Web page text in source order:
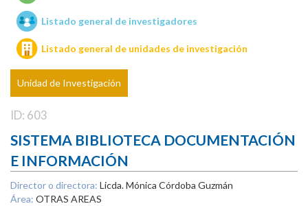
Unidades de investigación
Listado general de investigadores
Listado general de unidades de investigación
Unidad de Investigación
ID: 603
SISTEMA BIBLIOTECA DOCUMENTACIÓN
E INFORMACIÓN
Director o directora: Licda. Mónica Córdoba Guzmán
Área: OTRAS AREAS